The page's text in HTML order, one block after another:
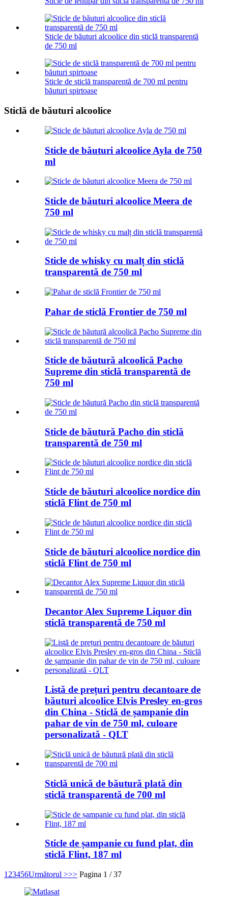
Sticle de băuturi alcoolice din sticlă transparentă
de 750 ml
Sticle de sticlă transparentă de 700 ml pentru
băuturi spirtoase
Sticlă de băuturi alcoolice
Sticle de băuturi alcoolice Ayla de 750
ml
Sticle de băuturi alcoolice Meera de
750 ml
Sticle de whisky cu malț din sticlă
transparentă de 750 ml
Pahar de sticlă Frontier de 750 ml
Sticle de băutură alcoolică Pacho
Supreme din sticlă transparentă de
750 ml
Sticle de băutură Pacho din sticlă
transparentă de 750 ml
Sticle de băuturi alcoolice nordice din
sticlă Flint de 750 ml
Sticle de băuturi alcoolice nordice din
sticlă Flint de 750 ml
Decantor Alex Supreme Liquor din
sticlă transparentă de 750 ml
Listă de prețuri pentru decantoare de
băuturi alcoolice Elvis Presley en-gros
din China - Sticlă de șampanie din
pahar de vin de 750 ml, culoare
personalizată - QLT
Sticlă unică de băutură plată din
sticlă transparentă de 700 ml
Sticle de șampanie cu fund plat, din
sticlă Flint, 187 ml
1 23456Următorul >>> Pagina 1 / 37